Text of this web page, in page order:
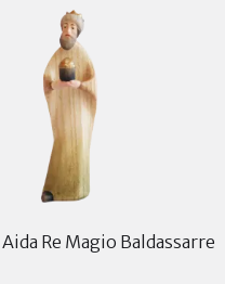
Re Magio Baldassarre